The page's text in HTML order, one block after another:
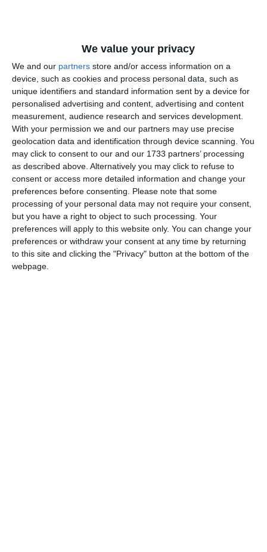
We value your privacy
We and our partners store and/or access information on a
device, such as cookies and process personal data, such as
unique identifiers and standard information sent by a device for
personalised advertising and content, advertising and content
measurement, audience research and services development.
With your permission we and our partners may use precise
geolocation data and identification through device scanning. You
may click to consent to our and our 1733 partners’ processing
as described above. Alternatively you may click to refuse to
consent or access more detailed information and change your
preferences before consenting. Please note that some
processing of your personal data may not require your consent,
but you have a right to object to such processing. Your
preferences will apply to this website only. You can change your
preferences or withdraw your consent at any time by returning
to this site and clicking the "Privacy" button at the bottom of the
webpage.
Dobrogei (parțial), M. Eminescu, blocurile A4, A5, A6,
A7, A10 și A11; Liceul Teoretic Murfatlar.
Vineri, 15.05.2026:
08:00 - 16:00: Cumpăna - str.: Iasomiei, Castanilor,
Vișinilor, complex Busuiocului 5 Residence, magazin
alimentar „La Doi Pași”, Șoseaua Constanței, aleea
Antenelor, Radionav, Ion Vodă, Tudor Vladimirescu,
Ciocârliei, Mioriței, Prelungirea Macului, Busuiocului.
09:00 - 17:00: Nistorești - str.: Primăriei, Școlii, Mere,
Dealului și Apusului.
09:00 - 17:00: Năvodari - bd. Mamaia Nord nr. 26; str.
Constanței (zona LIDL și stadion Flacăra) -
întrerupere parțială.
09:00 - 17:00: Poiana - str.: Potârnichii, Cerealelor,
Câmpului, Vântului, Albatros, Semănătorului,
Nufărului, Cocoșului; DC 88 (ZIP Escort).